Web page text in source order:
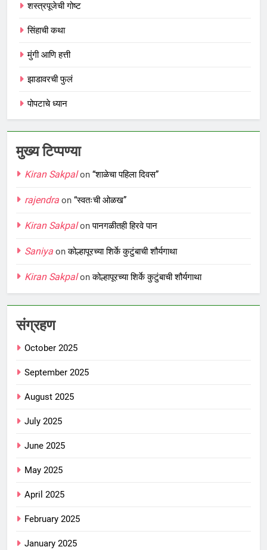
शस्त्रपूजेची गोष्ट
सिंहाची कथा
मुंगी आणि हत्ती
झाडावरची फुलं
पोपटाचे ध्यान
मुख्य टिप्पण्या
Kiran Sakpalon “शाळेचा पहिला दिवस”
rajendra on “स्वतःची ओळख”
Kiran Sakpalonपानगळीतही हिरवे पान
Saniya onकोल्हापूरच्या शिर्के कुटुंबाची शौर्यगाथा
Kiran Sakpalonकोल्हापूरच्या शिर्के कुटुंबाची शौर्यगाथा
संग्रहण
October 2025
September 2025
August 2025
July 2025
June 2025
May 2025
April 2025
February 2025
January 2025